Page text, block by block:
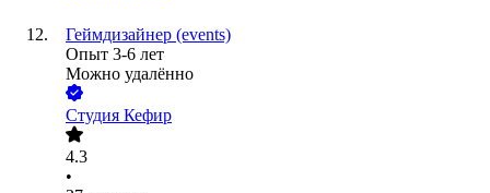
Геймдизайнер (events)
Опыт 3-6 лет
Можно удалённо
Студия Кефир
4.3
•